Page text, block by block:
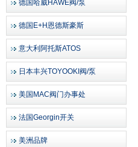
德国哈威HAWE阀/泵
德国E+H恩德斯豪斯
意大利阿托斯ATOS
日本丰兴TOYOOKI阀/泵
美国MAC阀门办事处
法国Georgin开关
美洲品牌